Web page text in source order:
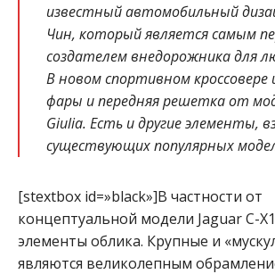
известный автомобильный
Чин, который является самым
создателем внедорожника для
В новом спортивном кроссовере
фары и передняя решетка от
Giulia. Есть и другие элементы,
существующих популярных
[stextbox id=»black»]В частности от
концептуальной модели Jaguar C-
элементы облика. Крупные и
являются великолепным